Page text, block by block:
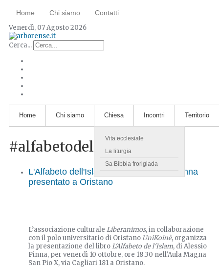
Home Chi siamo Contatti
Venerdì, 07 Agosto 2026
Cerca...
Home Chi siamo Chiesa
Vita ecclesiale
La liturgia
Sa Bibbia frorigiada
Incontri Territorio
#alfabetodellislam
L'Alfabeto dell'Islam: il libro di Alessio Pinna
presentato a Oristano
L’associazione culturale Liberanimos, in collaborazione
con il polo universitario di Oristano UniKoinè, organizza
la presentazione del libroL'Alfabeto de l'Islam, di Alessio
Pinna, per venerdì 10 ottobre, ore 18.30 nell'Aula Magna
San Pio X, via Cagliari 181 a Oristano.